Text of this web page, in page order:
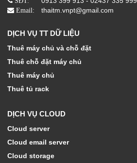
Email: thaitm.vnpt@gmail.com
DỊCH VỤ TT DỮ LIỆU
Thuê máy chủ và chỗ đặt
Thuê chỗ đặt máy chủ
Thuê máy chủ
Thuê tủ rack
DỊCH VỤ CLOUD
Cloud server
Cloud email server
Cloud storage